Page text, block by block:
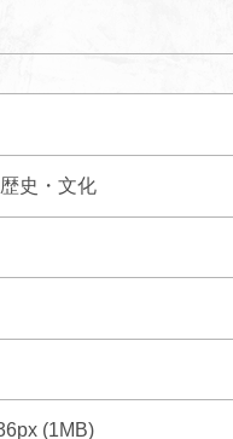
歴史・文化
(1MB)